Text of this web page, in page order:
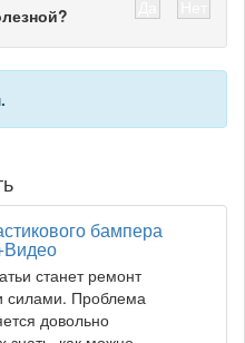
бампера
станет ремонт
силами. Проблема
довольно